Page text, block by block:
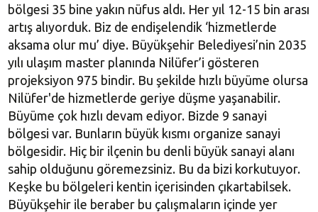
bölgesi 35 bine yakın nüfus aldı. Her yıl 12-15 bin arası
artış alıyorduk. Biz de endişelendik ‘hizmetlerde
aksama olur mu’ diye. Büyükşehir Belediyesi’nin 2035
yılı ulaşım master planında Nilüfer’i gösteren
projeksiyon 975 bindir. Bu şekilde hızlı büyüme olursa
Nilüfer'de hizmetlerde geriye düşme yaşanabilir.
Büyüme çok hızlı devam ediyor. Bizde 9 sanayi
bölgesi var. Bunların büyük kısmı organize sanayi
bölgesidir. Hiç bir ilçenin bu denli büyük sanayi alanı
sahip olduğunu göremezsiniz. Bu da bizi korkutuyor.
Keşke bu bölgeleri kentin içerisinden çıkartabilsek.
Büyükşehir ile beraber bu çalışmaların içinde yer